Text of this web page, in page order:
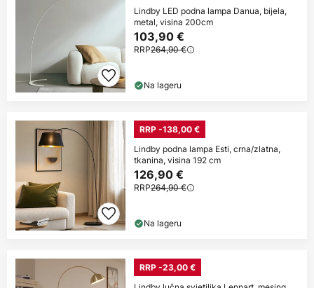
Lindby LED podna lampa Danua, bijela,
metal, visina 200cm
103,90 €
RRP264,90 €
Na lageru
RRP -138,00 €
Lindby podna lampa Esti, crna/zlatna,
tkanina, visina 192 cm
126,90 €
RRP264,90 €
Na lageru
RRP -23,00 €